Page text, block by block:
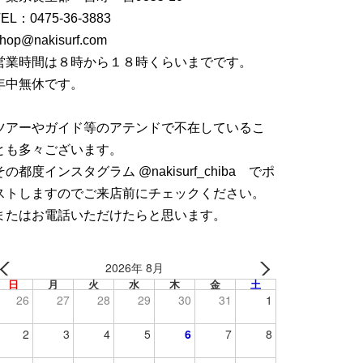
： 0475-36-3883
業時間は８時から１８時くらいまでです。
中無休です。
アーやガイド等のアテンドで不在しているこ
も多々ございます。
の都度インスタグラム @nakisurf_chiba でポ
トしますのでご来店前にチェックください。
たはお電話いただけたらと思います。
2026年 8月
日 月 火 水 木 金 土
26 27 28 29 30 31 1
2 3 4 5 6 7 8